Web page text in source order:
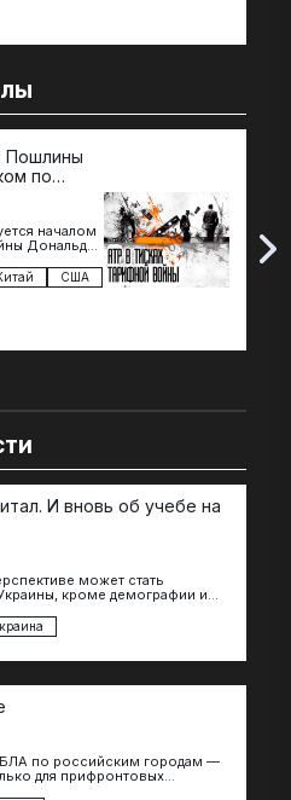
Пошлины
по
началом
Дональда
США
The
И вновь об учебе на
может стать
кроме демографии и
БЛА по российским городам —
для прифронтовых